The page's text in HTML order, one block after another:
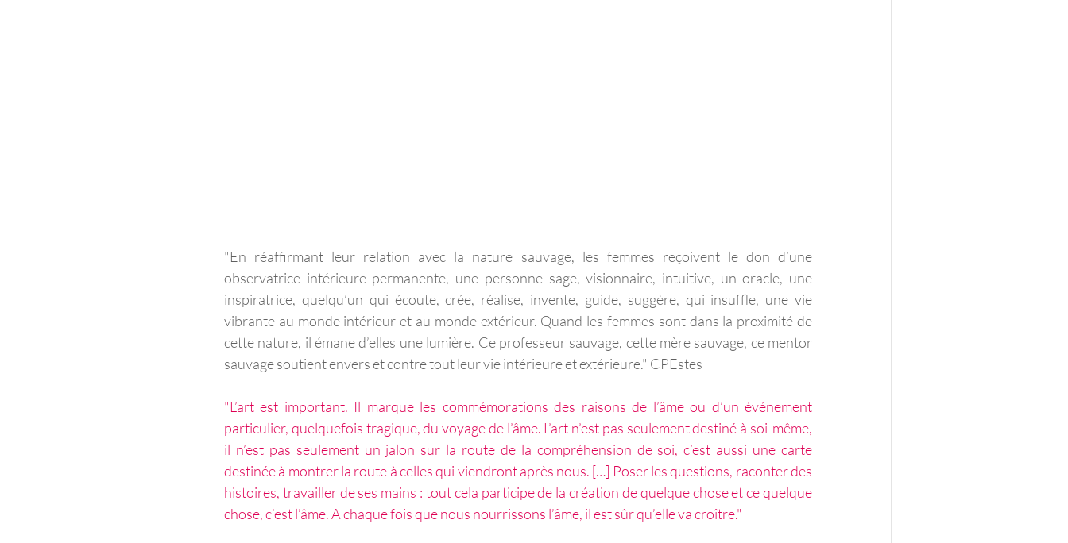
"En réaffirmant leur relation avec la nature sauvage, les femmes reçoivent le don d’une
observatrice intérieure permanente, une personne sage, visionnaire, intuitive, un oracle, une
inspiratrice, quelqu’un qui écoute, crée, réalise, invente, guide, suggère, qui insuffle, une vie
vibrante au monde intérieur et au monde extérieur. Quand les femmes sont dans la proximité de
cette nature, il émane d’elles une lumière. Ce professeur sauvage, cette mère sauvage, ce mentor
sauvage soutient envers et contre tout leur vie intérieure et extérieure." CPEstes
"L’art est important. Il marque les commémorations des raisons de l’âme ou d’un événement
particulier, quelquefois tragique, du voyage de l’âme. L’art n’est pas seulement destiné à soi-même,
il n’est pas seulement un jalon sur la route de la compréhension de soi, c’est aussi une carte
destinée à montrer la route à celles qui viendront après nous. […] Poser les questions, raconter des
histoires, travailler de ses mains : tout cela participe de la création de quelque chose et ce quelque
chose, c’est l’âme. A chaque fois que nous nourrissons l’âme, il est sûr qu’elle va croître."